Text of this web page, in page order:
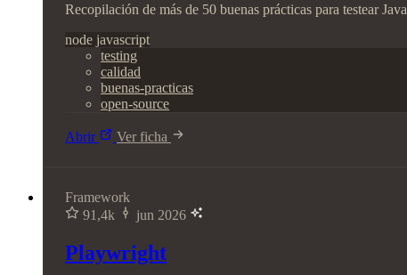
Recopilación de más de 50 buenas prácticas para testear
node javascript
testing
calidad
buenas-practicas
open-source
Abrir Ver ficha
Framework
91,4k
jun 2026
Playwright